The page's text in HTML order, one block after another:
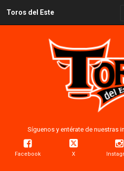
Toros del Este
Síguenos y entérate de nuestras
Facebook X